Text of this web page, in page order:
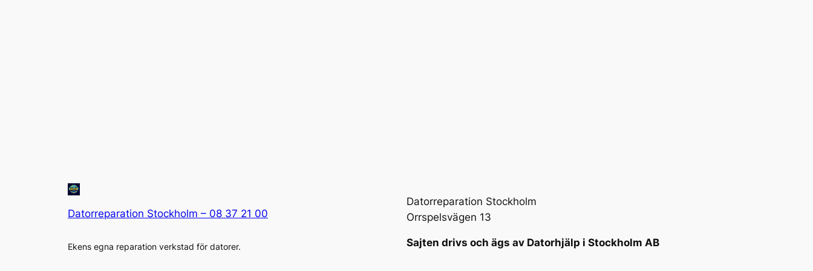
Datorreparation Stockholm – 08 37 21 00
Ekens egna reparation verkstad för datorer.
Datorreparation Stockholm
Orrspelsvägen 13
Sajten drivs och ägs av Datorhjälp i Stockholm AB